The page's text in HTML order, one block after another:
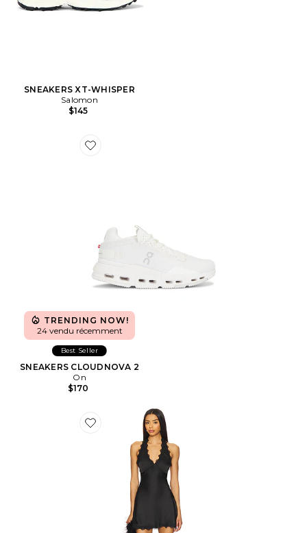
SNEAKERS XT-WHISPER
Salomon
$145
Favorite SNEAKERS CLOUDNOVA 2
TRENDING NOW!
24 vendu récemment
Best Seller
SNEAKERS CLOUDNOVA 2
On
$170
Favorite ROBE STARS ALIGN